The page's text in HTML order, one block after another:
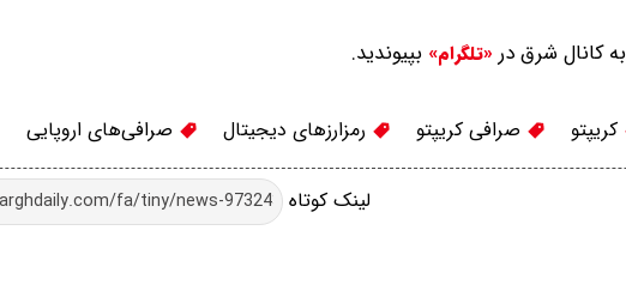
کانال شرق در «تلگرام» بپیوندید.
کریپتو صرافی کریپتو رمزارز‌های دیجیتال صرافی‌های اروپایی
لینک کوتاه